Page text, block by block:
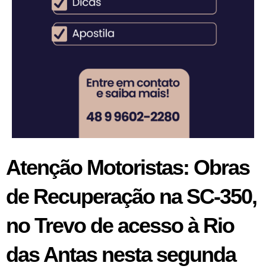
Atenção Motoristas: Obras
de Recuperação na SC-350,
no Trevo de acesso à Rio
das Antas nesta segunda